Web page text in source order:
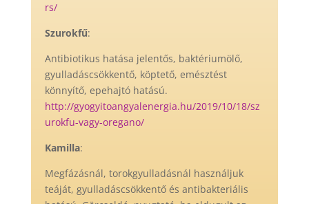
rs/
Szurokfű:
Antibiotikus hatása jelentős, baktériumölő,
gyulladáscsökkentő, köptető, emésztést
könnyítő, epehajtó hatású.
http://gyogyitoangyalenergia.hu/2019/10/18/sz
urokfu-vagy-oregano/
Kamilla:
Megfázásnál, torokgyulladásnál használjuk
teáját, gyulladáscsökkentő és antibakteriális